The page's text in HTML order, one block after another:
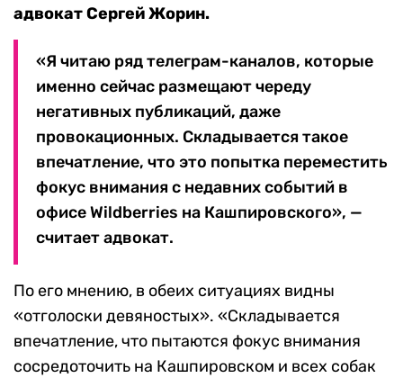
адвокат Сергей Жорин.
«Я читаю ряд телеграм-каналов, которые
именно сейчас размещают череду
негативных публикаций, даже
провокационных. Складывается такое
впечатление, что это попытка переместить
фокус внимания с недавних событий в
офисе Wildberries на Кашпировского», —
считает адвокат.
По его мнению, в обеих ситуациях видны
«отголоски девяностых». «Складывается
впечатление, что пытаются фокус внимания
сосредоточить на Кашпировском и всех собак